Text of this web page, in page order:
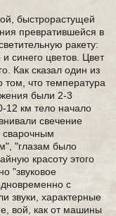
быстрорастущей
превратившейся в
ракету:
синего цветов. Цвет
Как сказал один из
том, что температура
были 2-3
12 км тело начало
свечение
"глазам было
красоту этого
"звуковое
с
звуки, характерные
вой, как от машины